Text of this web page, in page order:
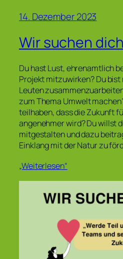
14. Dezember 2023
Wir suchen dich
Du hast Lust, ehrenamtlich
Projekt mitzuwirken? Du
Leuten
zum Thema Umwelt
teilhaben, dass die Zukunft
angenehmer wird? Du willst
mitgestalten und dazu
Einklang mit der Natur zu
„Weiterlesen“